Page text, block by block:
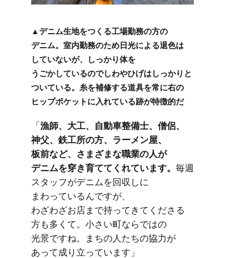
▲デニム生地を​つくる​工場勤務の​方の​
デニム。​室内勤務の​ため日光に​よる​退色は​
していないが、​しっかり体を​
うごかしているのでしわや​ひげは​しっかりと​
ついている。​糸を​補修する​道具を​常に​右の​
ヒップポケットに​入れている​跡が​特徴的だ
「 漁師、​大工、​自動車整備士、​僧侶、​
神父、​鉄工所の​方、​ラーメン屋、​
板前など、​さまざまな​職業の​人が​
デニムを​穿き育ててくれています。 ​毎週​
スタッフが​デニムを​回収しに​
まわっているんですが、​
わざわざお店まで​持ってきてくださる​
方も​多くて。 ​小さい​町ならではの​
光景ですね。​まちの​人たちの​協力が​
あって​成り​立っています」